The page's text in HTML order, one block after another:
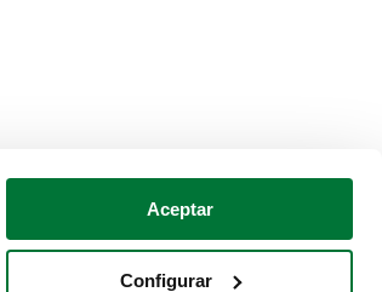
Aceptar
Configurar